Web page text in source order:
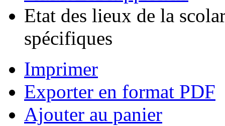
Etat des lieux de la
spécifiques
Imprimer
Exporter en format PDF
Ajouter au panier